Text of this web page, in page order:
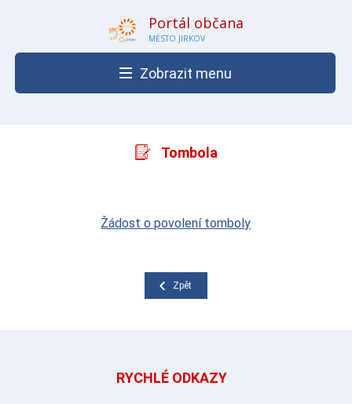
Portál občana
MĚSTO JIRKOV
Zobrazit menu
Tombola
Žádost o povolení tomboly
Zpět
RYCHLÉ ODKAZY